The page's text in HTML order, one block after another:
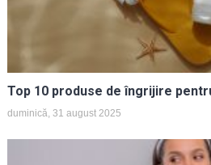
Top 10 produse de îngrijire
duminică, 31 august 2025